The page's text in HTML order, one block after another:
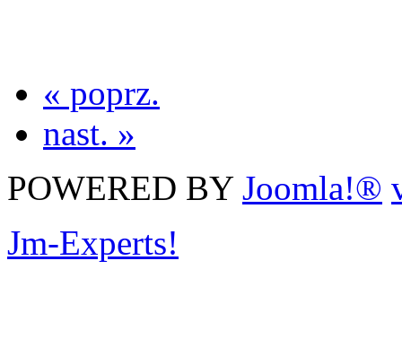
« poprz.
nast. »
POWERED BY Joomla!®
Jm-Experts!